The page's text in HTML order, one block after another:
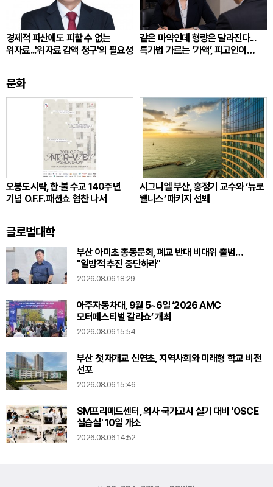
경제적 파산에도 피할 수 없는
위자료...'위자료 감액 청구'의 필요성
같은 마약인데 형량은 달라진다...
특가법 가르는 ‘가액’, 피고인이
문화
오봉도시락, 한·불 수교 140주년
기념 O.F.F. 패션쇼 협찬 나서
시그니엘 부산, 홍정기 교수와 ‘뉴로
웰니스’ 패키지 선봬
글로벌대학
부산 아미초 총동문회, 폐교 반대 비대위 출범…
"일방적 추진 중단하라"
2026.08.06 18:29
아주자동차대, 9월 5~6일 ‘2026 AMC
모터페스티벌 갈라쇼’ 개최
2026.08.06 15:54
부산 첫 재개교 신연초, 지역사회와 미래형 학교 비전
선포
2026.08.06 15:46
SM프리메드센터, 의사 국가고시 실기 대비 'OSCE
실습실' 10일 개소
2026.08.06 14:52